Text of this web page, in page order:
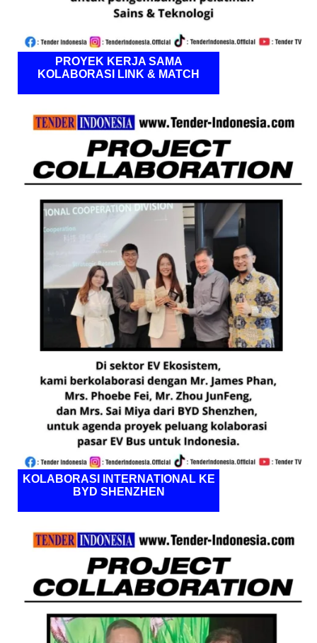
PROYEK KERJA SAMA
KOLABORASI LINK & MATCH
KOLABORASI INTERNATIONAL KE
BYD SHENZHEN